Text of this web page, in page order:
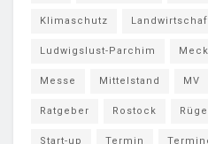
Klimaschutz
Ludwigslust-Parchim
Messe Mittelstand MV
Ratgeber Rostock
Start-up Termin